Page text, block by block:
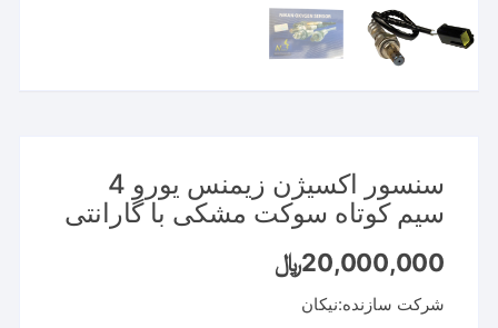
سنسور اکسیژن زیمنس یورو 4
سیم کوتاه سوکت مشکی با گارانتی
20,000,000﷼
شرکت سازنده:نیکان